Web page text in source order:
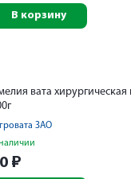
В корзину
вата
ЗАО
₽